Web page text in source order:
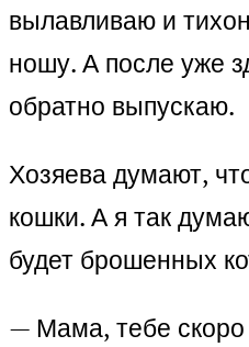
вылавливаю и
ношу. А после уже
обратно выпускаю.
Хозяева думают,
кошки. А я так
будет брошенных
— Мама, тебе скоро